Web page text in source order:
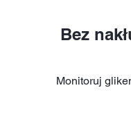
Bez
Monitoruj